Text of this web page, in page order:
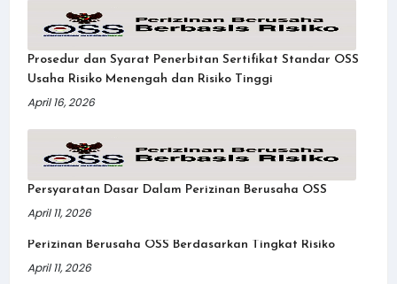
Prosedur dan Syarat Penerbitan Sertifikat Standar OSS
Usaha Risiko Menengah dan Risiko Tinggi
April 16, 2026
Persyaratan Dasar Dalam Perizinan Berusaha OSS
April 11, 2026
Perizinan Berusaha OSS Berdasarkan Tingkat Risiko
April 11, 2026